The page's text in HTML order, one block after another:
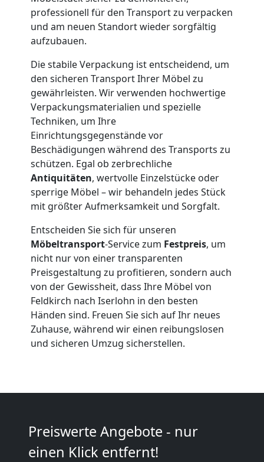
professionell für den Transport zu verpacken
und am neuen Standort wieder sorgfältig
aufzubauen.
Die stabile Verpackung ist entscheidend, um
den sicheren Transport Ihrer Möbel zu
gewährleisten. Wir verwenden hochwertige
Verpackungsmaterialien und spezielle
Techniken, um Ihre
Einrichtungsgegenstände vor
Beschädigungen während des Transports zu
schützen. Egal ob zerbrechliche
Antiquitäten, wertvolle Einzelstücke oder
sperrige Möbel – wir behandeln jedes Stück
mit größter Aufmerksamkeit und Sorgfalt.
Entscheiden Sie sich für unseren
Möbeltransport-Service zum Festpreis, um
nicht nur von einer transparenten
Preisgestaltung zu profitieren, sondern auch
von der Gewissheit, dass Ihre Möbel von
Feldkirch nach Iserlohn in den besten
Händen sind. Freuen Sie sich auf Ihr neues
Zuhause, während wir einen reibungslosen
und sicheren Umzug sicherstellen.
Preiswerte Angebote - nur
einen Klick entfernt!
und
Lagerung
Feldkirch
Full-
Service-
Umzug
Feldkirch
Qualitäts-
Umzüge
Feldkirch
Vereinsumzug
Feldkirch
Anfrage